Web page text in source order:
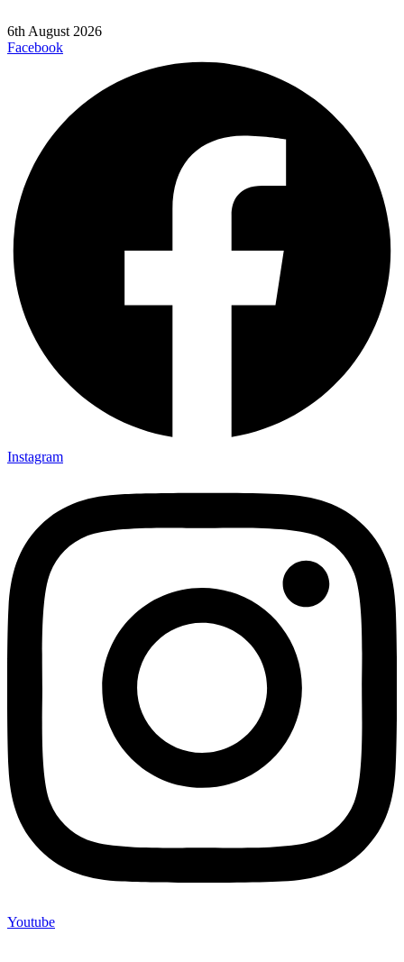
6th August 2026
Facebook
Instagram
Youtube